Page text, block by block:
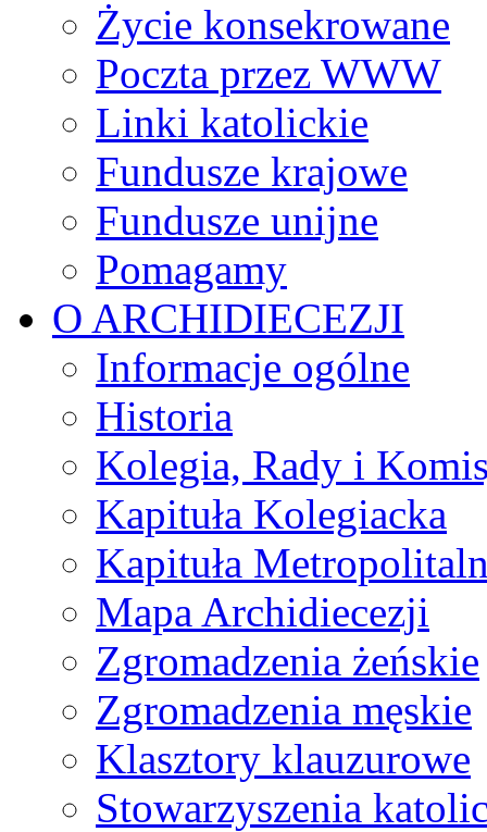
Życie konsekrowane
Poczta przez WWW
Linki katolickie
Fundusze krajowe
Fundusze unijne
Pomagamy
O ARCHIDIECEZJI
Informacje ogólne
Historia
Kolegia, Rady i
Kapituła Kolegiacka
Kapituła
Mapa Archidiecezji
Zgromadzenia żeńskie
Zgromadzenia męskie
Klasztory klauzurowe
Stowarzyszenia